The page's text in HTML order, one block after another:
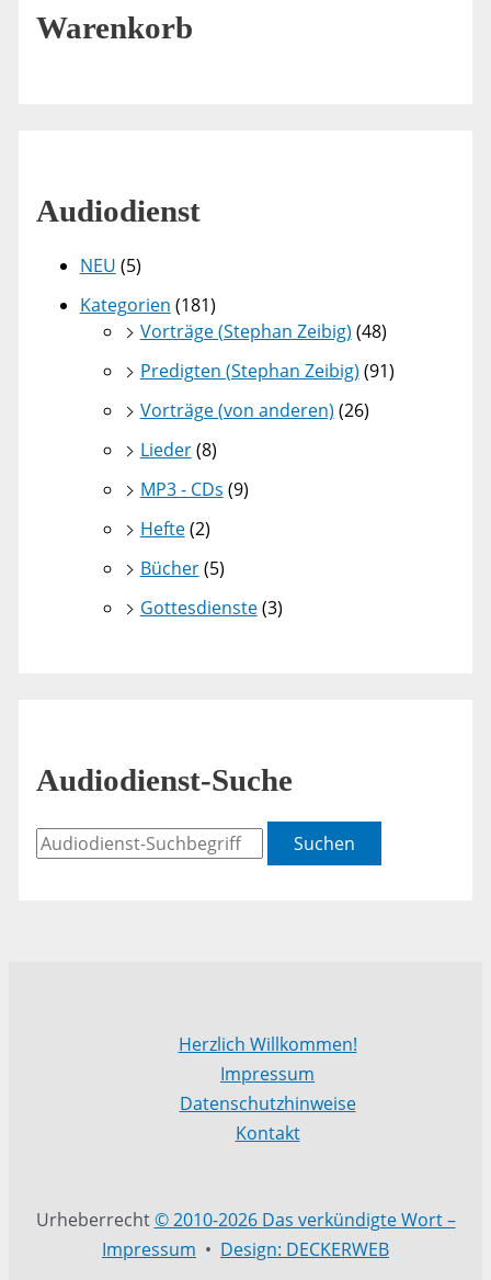
Warenkorb
Audiodienst
NEU (5)
Kategorien (181)
Vorträge (Stephan Zeibig) (48)
Predigten (Stephan Zeibig) (91)
Vorträge (von anderen) (26)
Lieder(8)
MP3 - CDs (9)
Hefte(2)
Bücher(5)
Gottesdienste(3)
Audiodienst-Suche
Suchen
Herzlich Willkommen!
Impressum
Datenschutzhinweise
Kontakt
Urheberrecht© 2010-2026 Das verkündigte Wort –
Impressum • Design: DECKERWEB